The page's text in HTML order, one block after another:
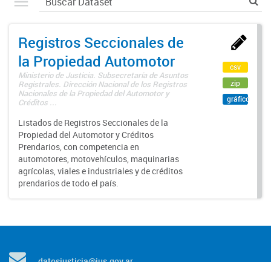
Registros Seccionales de
la Propiedad Automotor
Ministerio de Justicia. Subsecretaría de Asuntos
Registrales. Dirección Nacional de los Registros
Nacionales de la Propiedad del Automotor y
Créditos ...
Listados de Registros Seccionales de la
Propiedad del Automotor y Créditos
Prendarios, con competencia en
automotores, motovehículos, maquinarias
agrícolas, viales e industriales y de créditos
prendarios de todo el país.
csv
zip
gráfico